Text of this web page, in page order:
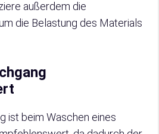
außerdem die
die Belastung des Materials
ist beim Waschen eines